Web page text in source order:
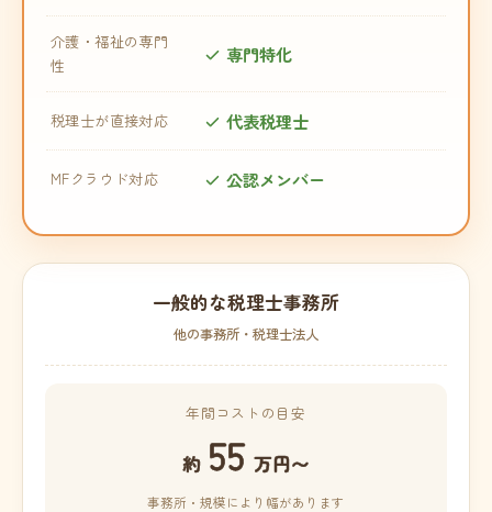
介護・福祉の専門
性
専門特化
税理士が直接対応 代表税理士
MFクラウド対応 公認メンバー
一般的な税理士事務所
他の事務所・税理士法人
年間コストの目安
約 55 万円〜
事務所・規模により幅があります